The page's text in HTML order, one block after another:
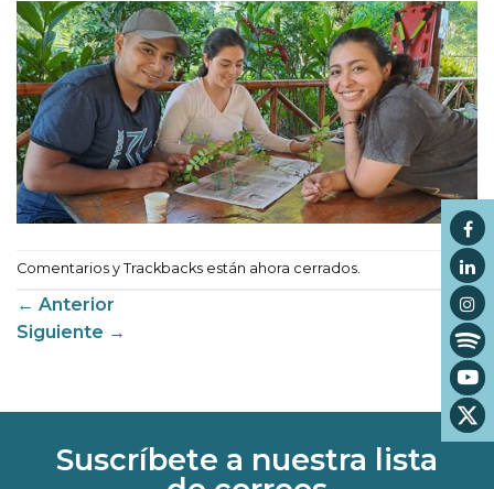
Comentarios y Trackbacks están ahora cerrados.
← Anterior
Siguiente →
Suscríbete a nuestra lista